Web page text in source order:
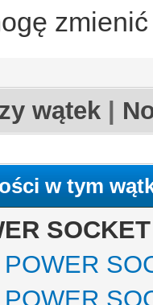
wątek
w tym
SOCKET